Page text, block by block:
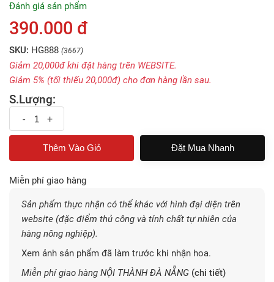
Đánh giá sản phẩm
390.000 đ
SKU: HG888 (3667)
Giảm 20,000đ khi đặt hàng trên WEBSITE.
Giảm 5% (tối thiếu 20,000đ) cho đơn hàng lần sau.
S.Lượng:
- +
Đặt Mua Nhanh
Miễn phí giao hàng
Sản phẩm thực nhận có thể khác với hình đại diện trên
website (đặc điểm thủ công và tính chất tự nhiên của
hàng nông nghiệp).
Xem ảnh sản phẩm đã làm trước khi nhận hoa.
Miễn phí giao hàng NỘI THÀNH ĐÀ NẴNG (chi tiết)